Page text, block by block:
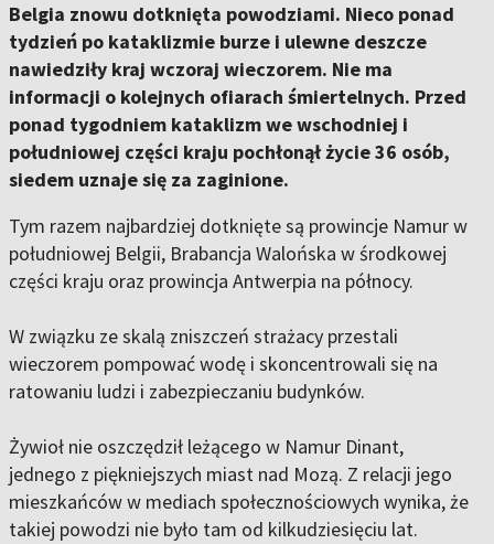
Belgia znowu dotknięta powodziami. Nieco ponad
tydzień po kataklizmie burze i ulewne deszcze
nawiedziły kraj wczoraj wieczorem. Nie ma
informacji o kolejnych ofiarach śmiertelnych. Przed
ponad tygodniem kataklizm we wschodniej i
południowej części kraju pochłonął życie 36 osób,
siedem uznaje się za zaginione.
Tym razem najbardziej dotknięte są prowincje Namur w
południowej Belgii, Brabancja Walońska w środkowej
części kraju oraz prowincja Antwerpia na północy.
W związku ze skalą zniszczeń strażacy przestali
wieczorem pompować wodę i skoncentrowali się na
ratowaniu ludzi i zabezpieczaniu budynków.
Żywioł nie oszczędził leżącego w Namur Dinant,
jednego z piękniejszych miast nad Mozą. Z relacji jego
mieszkańców w mediach społecznościowych wynika, że
takiej powodzi nie było tam od kilkudziesięciu lat.